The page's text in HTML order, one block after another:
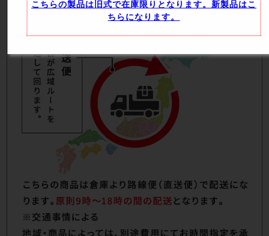
こちらの製品は旧式で在庫限りとなります。新製品はこ
ちらになります。